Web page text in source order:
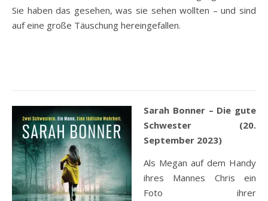
Sie haben das gesehen, was sie sehen wollten – und sind
auf eine große Täuschung hereingefallen.
Sarah Bonner – Die gute
Schwester (20.
September 2023)
Als Megan auf dem Handy
ihres Mannes Chris ein
Foto ihrer